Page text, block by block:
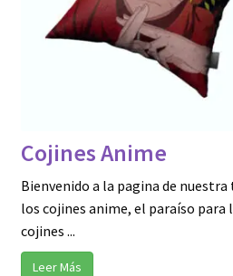
Cojines Anime
Bienvenido a la pagina de
los cojines anime, el paraíso para
cojines ...
Leer Más